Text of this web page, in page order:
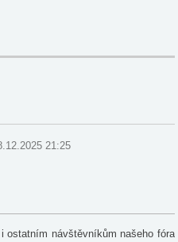
21:25
ostatním návštěvníkům našeho fóra